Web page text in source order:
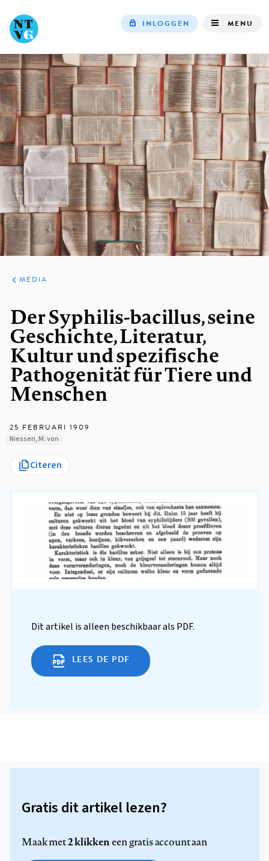
navigation
INLOGGEN MENU
ARTIKELEN
VARIA
MEDIA
Der Syphilis-bacillus, seine
Geschichte, Literatur,
Kultur und spezifische
Pathogenität für Tiere und
Menschen
25 FEBRUARI 1909
Niessen, M. von
Citeren
Dit artikel is alleen beschikbaar als PDF.
LEES DE PDF
Gratis dit artikel lezen?
Maak met2 klikkeneen gratis account aan